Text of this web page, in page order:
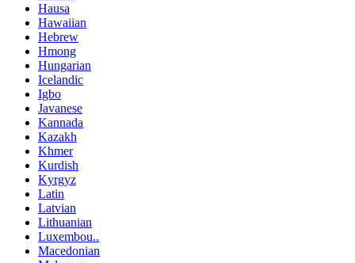
Hausa
Hawaiian
Hebrew
Hmong
Hungarian
Icelandic
Igbo
Javanese
Kannada
Kazakh
Khmer
Kurdish
Kyrgyz
Latin
Latvian
Lithuanian
Luxembou..
Macedonian